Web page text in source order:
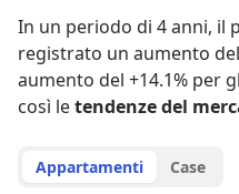
In un periodo di 4 anni, il
registrato un aumento
aumento del +14.1% per
così letendenze del
Appartamenti Case